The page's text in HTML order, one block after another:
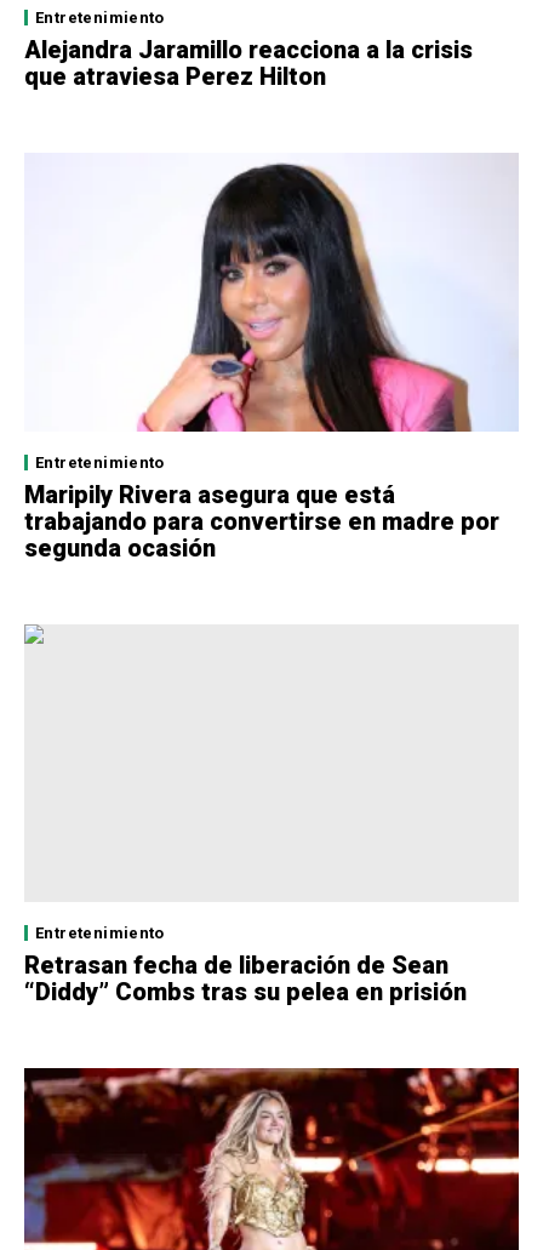
Entretenimiento
Alejandra Jaramillo reacciona a la crisis
que atraviesa Perez Hilton
Entretenimiento
Maripily Rivera asegura que está
trabajando para convertirse en madre por
segunda ocasión
Entretenimiento
Retrasan fecha de liberación de Sean
“Diddy” Combs tras su pelea en prisión